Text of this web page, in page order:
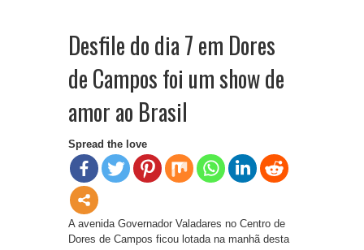
Desfile do dia 7 em Dores
de Campos foi um show de
amor ao Brasil
Spread the love
A avenida Governador Valadares no Centro de
Dores de Campos ficou lotada na manhã desta